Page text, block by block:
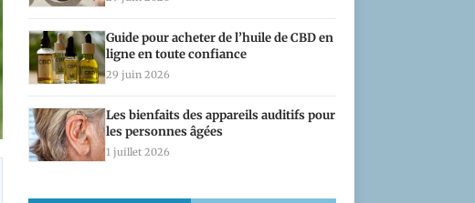
Guide pour acheter de l’huile de CBD en
ligne en toute confiance
29 juin 2026
Les bienfaits des appareils auditifs pour
les personnes âgées
1 juillet 2026